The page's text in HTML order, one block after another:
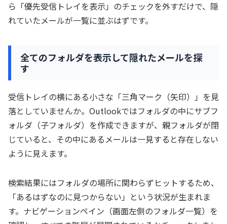
ら「優先受信トレイを表示」のチェックを外すだけで、隠
れていたメールが一覧に並ぶはずです。
全てのフォルダを表示して隠れたメールを探
す
受信トレイの横にある小さな「三角マーク（矢印）」を見
落としていませんか。Outlookではフォルダの中にサブフ
ォルダ（子フォルダ）を作成できますが、親フォルダが閉
じていると、その中にあるメールは一見すると存在しない
ように見えます。
検索結果にはフォルダの場所に関わらずヒットするため、
「あるはずなのに見つからない」という状況が生まれま
す。ナビゲーションペイン（画面左側のフォルダ一覧）を